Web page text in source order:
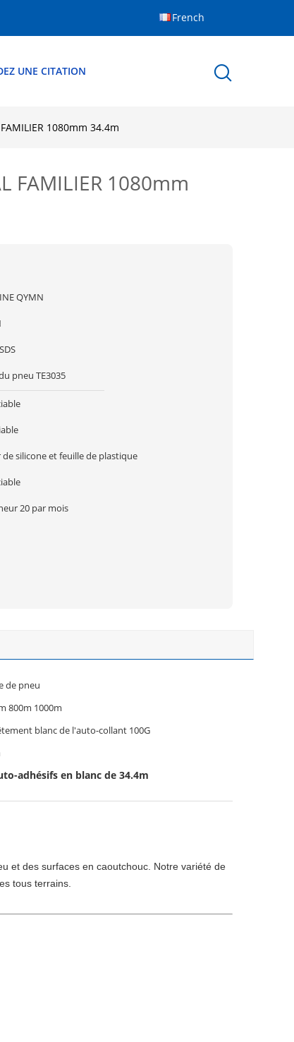
French
UNE CITATION
1080mm 34.4m
FAMILIER 1080mm
QYMN
pneu TE3035
de silicone et feuille de plastique
20 par mois
de pneu
800m 1000m
blanc de l'auto-collant 100G
adhésifs en blanc de 34.4m
et des surfaces en caoutchouc. Notre variété de
tous terrains.